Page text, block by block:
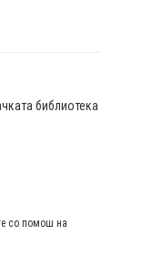
библиотека
со помош на